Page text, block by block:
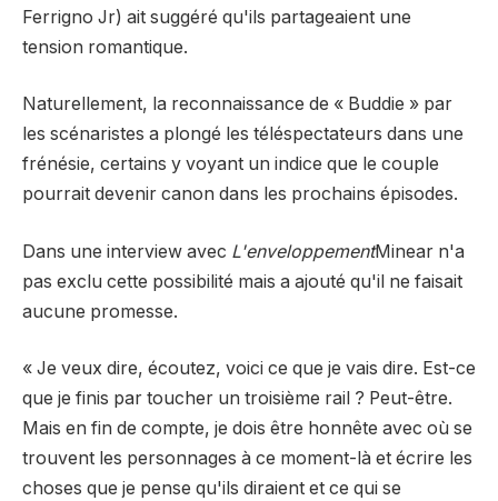
Ferrigno Jr) ait suggéré qu'ils partageaient une
tension romantique.
Naturellement, la reconnaissance de « Buddie » par
les scénaristes a plongé les téléspectateurs dans une
frénésie, certains y voyant un indice que le couple
pourrait devenir canon dans les prochains épisodes.
Dans une interview avec L'enveloppementMinear n'a
pas exclu cette possibilité mais a ajouté qu'il ne faisait
aucune promesse.
« Je veux dire, écoutez, voici ce que je vais dire. Est-ce
que je finis par toucher un troisième rail ? Peut-être.
Mais en fin de compte, je dois être honnête avec où se
trouvent les personnages à ce moment-là et écrire les
choses que je pense qu'ils diraient et ce qui se